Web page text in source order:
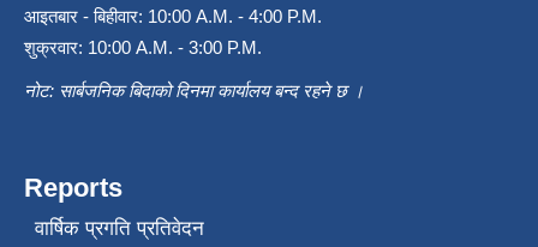
आइतबार - बिहीवार: 10:00 A.M. - 4:00 P.M.
शुक्रवार: 10:00 A.M. - 3:00 P.M.
नोट: सार्बजनिक बिदाको दिनमा कार्यालय बन्द रहने छ ।
Reports
वार्षिक प्रगति प्रतिवेदन